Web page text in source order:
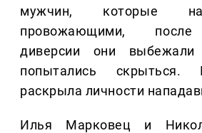
мужчин, которые
провожающими, после
диверсии они
попытались скрыться.
раскрыла личности
Илья Марковец и